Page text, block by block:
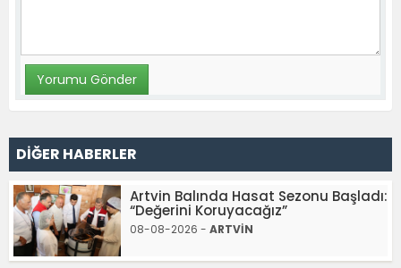
DİĞER HABERLER
Artvin Balında Hasat Sezonu Başladı:
“Değerini Koruyacağız”
08-08-2026 - ARTVİN